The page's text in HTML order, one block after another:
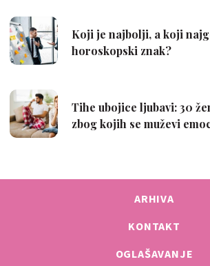
ARHIVA
KONTAKT
OGLAŠAVANJE